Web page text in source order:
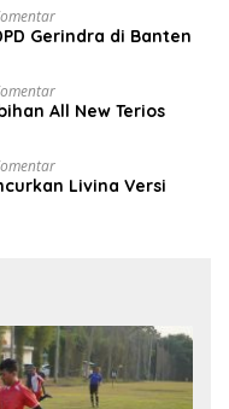
Gerindra di Banten
All New Terios
Livina Versi